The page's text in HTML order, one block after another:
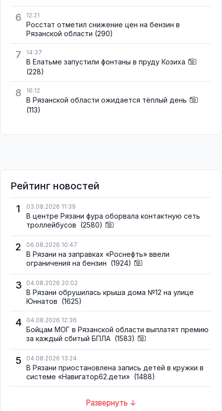
6 12:21
Росстат отметил снижение цен на бензин в
Рязанской области (290)
7 14:37
В Елатьме запустили фонтаны в пруду Козиха
(228)
8 16:12
В Рязанской области ожидается тёплый день
(113)
Рейтинг новостей
1
03.08.2026 11:39
В центре Рязани фура оборвала контактную сеть
троллейбусов (2580)
2 06.08.2026 10:47
В Рязани на заправках «Роснефть» ввели
ограничения на бензин (1924)
3 04.08.2026 20:02
В Рязани обрушилась крыша дома №12 на улице
Юннатов (1625)
4 04.08.2026 12:36
Бойцам МОГ в Рязанской области выплатят премию
за каждый сбитый БПЛА (1583)
5 04.08.2026 13:24
В Рязани приостановлена запись детей в кружки в
системе «Навигатор62.дети» (1488)
Развернуть ↓